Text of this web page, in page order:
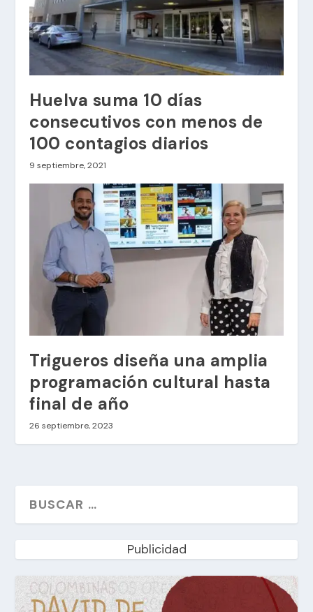
Huelva suma 10 días
consecutivos con menos de
100 contagios diarios
9 septiembre, 2021
Trigueros diseña una amplia
programación cultural hasta
final de año
26 septiembre, 2023
Publicidad